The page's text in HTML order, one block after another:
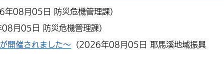
年08月05日 防災危機管理課）
月05日 防災危機管理課）
開催されました～ （2026年08月05日
耶馬溪地域振興